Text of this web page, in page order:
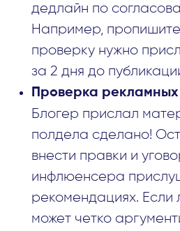
дедлайн по
Например, пропишите
проверку нужно
за 2 дня до
Проверка
Блогер прислал
полдела сделано!
внести правки и
инфлюенсера
рекомендациях. Если
может четко